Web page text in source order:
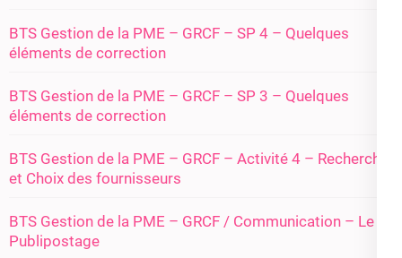
BTS Gestion de la PME – GRCF – SP 4 – Quelques
éléments de correction
BTS Gestion de la PME – GRCF – SP 3 – Quelques
éléments de correction
BTS Gestion de la PME – GRCF – Activité 4 – Recherche
et Choix des fournisseurs
BTS Gestion de la PME – GRCF / Communication – Le
Publipostage